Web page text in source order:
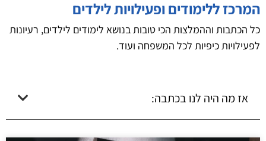
המרכז ללימודים ופעילויות לילדים
כל הכתבות וההמלצות הכי טובות בנושא לימודים לילדים, רעיונות
לפעילויות כיפיות לכל המשפחה ועוד.
אז מה היה לנו בכתבה: